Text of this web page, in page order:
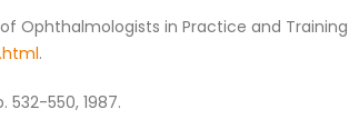
Ophthalmologists in Practice and Training
.
532-550, 1987.